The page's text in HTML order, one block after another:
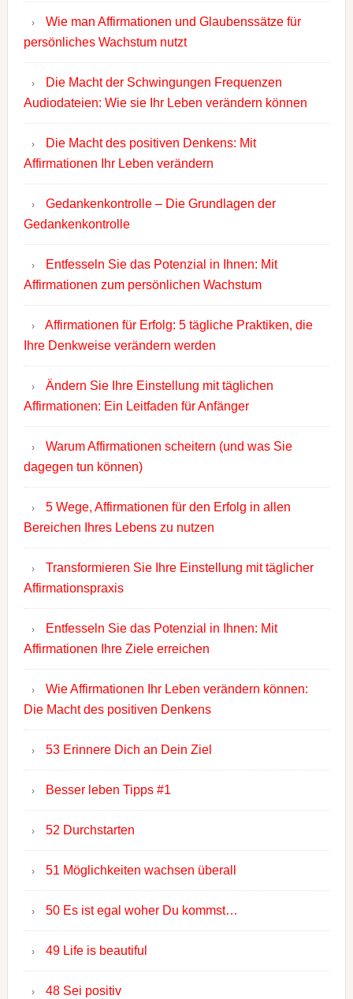
Wie man Affirmationen und Glaubenssätze für
persönliches Wachstum nutzt
Die Macht der Schwingungen Frequenzen
Audiodateien: Wie sie Ihr Leben verändern können
Die Macht des positiven Denkens: Mit
Affirmationen Ihr Leben verändern
Gedankenkontrolle – Die Grundlagen der
Gedankenkontrolle
Entfesseln Sie das Potenzial in Ihnen: Mit
Affirmationen zum persönlichen Wachstum
Affirmationen für Erfolg: 5 tägliche Praktiken, die
Ihre Denkweise verändern werden
Ändern Sie Ihre Einstellung mit täglichen
Affirmationen: Ein Leitfaden für Anfänger
Warum Affirmationen scheitern (und was Sie
dagegen tun können)
5 Wege, Affirmationen für den Erfolg in allen
Bereichen Ihres Lebens zu nutzen
Transformieren Sie Ihre Einstellung mit täglicher
Affirmationspraxis
Entfesseln Sie das Potenzial in Ihnen: Mit
Affirmationen Ihre Ziele erreichen
Wie Affirmationen Ihr Leben verändern können:
Die Macht des positiven Denkens
53 Erinnere Dich an Dein Ziel
Besser leben Tipps #1
52 Durchstarten
51 Möglichkeiten wachsen überall
50 Es ist egal woher Du kommst…
49 Life is beautiful
48 Sei positiv